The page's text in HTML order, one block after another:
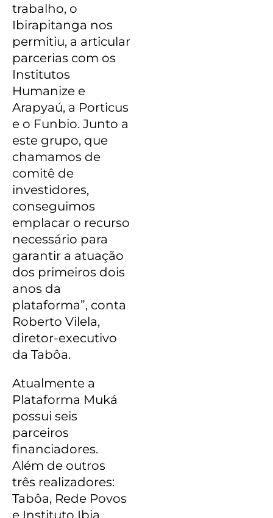
trabalho, o
Ibirapitanga nos
permitiu, a articular
parcerias com os
Institutos
Humanize e
Arapyaú, a Porticus
e o Funbio. Junto a
este grupo, que
chamamos de
comitê de
investidores,
conseguimos
emplacar o recurso
necessário para
garantir a atuação
dos primeiros dois
anos da
plataforma”, conta
Roberto Vilela,
diretor-executivo
da Tabôa.
Atualmente a
Plataforma Muká
possui seis
parceiros
financiadores.
Além de outros
três realizadores:
Tabôa, Rede Povos
e Instituto Ibia .